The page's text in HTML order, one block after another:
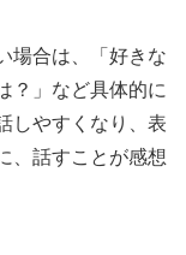
場合は、「好きな
？」など具体的に
しやすくなり、表
、話すことが感想